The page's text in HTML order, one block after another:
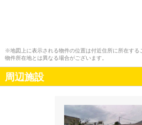
※地図上に表示される物件の位置は付近住所に所在する
物件所在地とは異なる場合がございます。
周辺施設